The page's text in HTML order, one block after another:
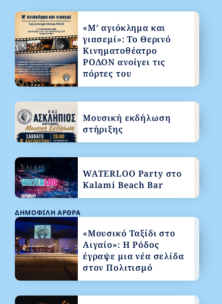
ΔΗΜΟΦΙΛΉ ΆΡΘΡΑ
«Μουσικό Ταξίδι στο
Αιγαίο»: Η Ρόδος
έγραψε μια νέα σελίδα
στον Πολιτισμό
«Μ’ αγιόκλημα και
γιασεμί»: Το Θερινό
Κινηματοθέατρο
ΡΟΔΟΝ ανοίγει τις
πόρτες του
Μουσική εκδήλωση
στήριξης
WATERLOO Party στο
Kalami Beach Bar